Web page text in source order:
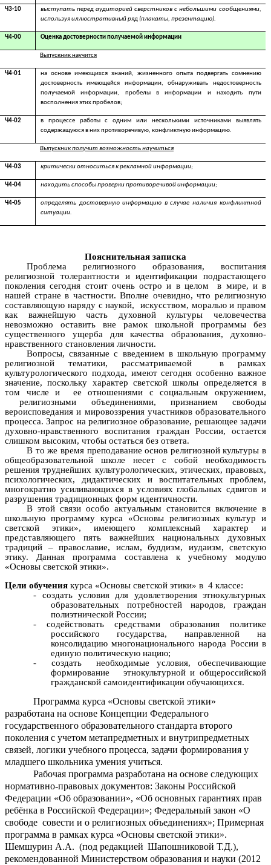
Ч3-10
выступать перед аудиторией сверстников с небольшими сообщениями,
используя иллюстративный ряд (плакаты, презентацию).
Ч4-00 Оценка достоверности получаемой информации
Выпускник научится
Ч4-01
на основе имеющихся знаний, жизненного опыта подвергать сомнению
достоверность имеющейся информации, обнаруживать недостоверность
получаемой информации, пробелы в информации и находить пути
восполнения этих пробелов;
Ч4-02
в процессе работы с одним или несколькими источниками выявлять
содержащуюся в них противоречивую, конфликтную информацию.
Выпускник получит возможность научиться
Ч4-03 критически относиться к рекламной информации;
Ч4-04 находить способы проверки противоречивой информации;
Ч4-05
определять достоверную информацию в случае наличия конфликтной
ситуации.
Пояснительная записка
Проблема религиозного образования, воспитания
религиозной толерантности и идентификации подрастающего
поколения сегодня стоит очень остро и в целом в мире, и в
нашей стране в частности. Вполне очевидно, что религиозную
составляющую наряду с наукой, искусством, моралью и правом
как важнейшую часть духовной культуры человечества
невозможно оставить вне рамок школьной программы без
существенного ущерба для качества образования, духовно-
нравственного становления личности.
Вопросы, связанные с введением в школьную программу
религиозной тематики, рассматриваемой в рамках
культурологического подхода, имеют сегодня особенно важное
значение, поскольку характер светской школы определяется в
том числе и ее отношениями с социальным окружением,
религиозными объединениями, признанием свободы
вероисповедания и мировоззрения участников образовательного
процесса. Запрос на религиозное образование, решающее задачи
духовно-нравственного воспитания граждан России, остается
слишком высоким, чтобы остаться без ответа.
В то же время преподавание основ религиозной культуры в
общеобразовательной школе несет с собой необходимость
решения труднейших культурологических, этических, правовых,
психологических, дидактических и воспитательных проблем,
многократно усиливающихся в условиях глобальных сдвигов и
разрушения традиционных форм идентичности.
В этой связи особо актуальным становится включение в
школьную программу курса «Основы религиозных культур и
светской этики», имеющего комплексный характер и
представляющего пять важнейших национальных духовных
традиций – православие, ислам, буддизм, иудаизм, светскую
этику. Данная программа составлена к учебному модулю
«Основы светской этики».
Цели обучения курса «Основы светской этики» в 4 классе:
- создать условия для удовлетворения этнокультурных
образовательных потребностей народов, граждан
полиэтнической России;
- содействовать средствами образования политике
российского государства, направленной на
консолидацию многонационального народа России в
единую политическую нацию;
- создать необходимые условия, обеспечивающие
формирование этнокультурной и общероссийской
гражданской самоидентификации обучающихся.
Программа курса «Основы светской этики»
разработана на основе Концепции Федерального
государственного образовательного стандарта второго
поколения с учетом метапредметных и внутрипредметных
связей, логики учебного процесса, задачи формирования у
младшего школьника умения учиться.
Рабочая программа разработана на основе следующих
нормативно-правовых документов: Законы Российской
Федерации «Об образовании», «Об основных гарантиях прав
ребёнка в Российской Федерации»; Федеральный закон «О
свободе совести и о религиозных объединениях»; Примерная
программа в рамках курса «Основы светской этики».
Шемшурин А.А. (под редакцией Шапошниковой Т.Д.),
рекомендованной Министерством образования и науки (2012